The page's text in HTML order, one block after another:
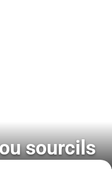
sourcils